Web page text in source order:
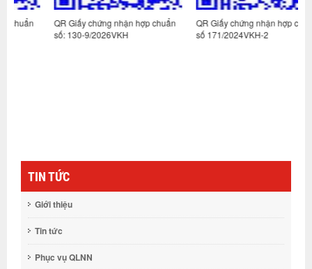
QR Giấy chứng nhận hợp chuẩn
số: 130-9/2026VKH
QR Giấy chứng nhận hợp chuẩn
số 171/2024VKH-2
TIN TỨC
Giới thiệu
Tin tức
Phục vụ QLNN